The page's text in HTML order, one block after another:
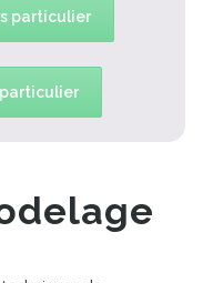
particulier
particulier